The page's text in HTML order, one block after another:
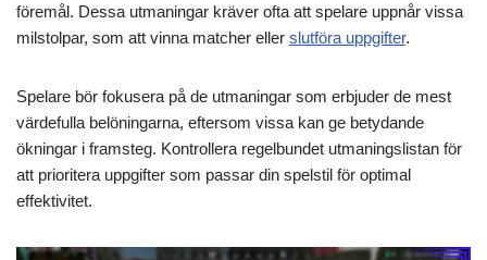
föremål. Dessa utmaningar kräver ofta att spelare uppnår vissa
milstolpar, som att vinna matcher eller slutföra uppgifter.
Spelare bör fokusera på de utmaningar som erbjuder de mest
värdefulla belöningarna, eftersom vissa kan ge betydande
ökningar i framsteg. Kontrollera regelbundet utmaningslistan för
att prioritera uppgifter som passar din spelstil för optimal
effektivitet.